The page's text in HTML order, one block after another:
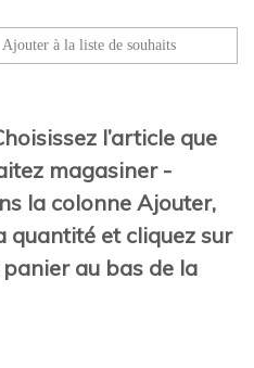
magasiner -
la colonne Ajouter,
quantité et cliquez sur
au bas de la